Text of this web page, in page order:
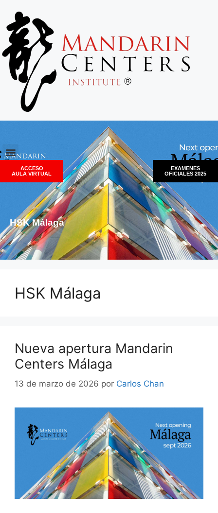
ACCESO
AULA VIRTUAL
EXAMENES
OFICIALES 2025
HSK Málaga
HSK Málaga
Nueva apertura Mandarin
Centers Málaga
13 de marzo de 2026 por Carlos Chan